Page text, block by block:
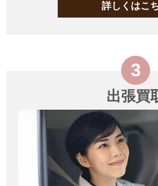
詳しくはこ
出張買